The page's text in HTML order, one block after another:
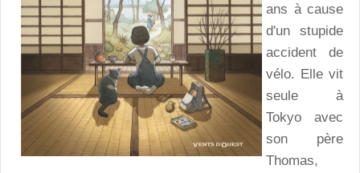
ans à cause
d'un stupide
accident de
vélo. Elle vit
seule à
Tokyo avec
son père
Thomas,